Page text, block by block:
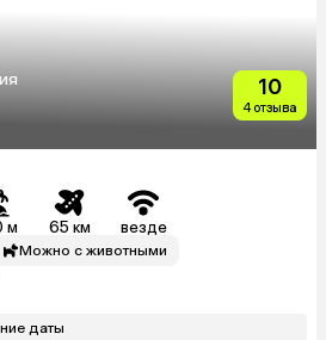
10
4 отзыва
м 65 км везде
Можно с животными
даты